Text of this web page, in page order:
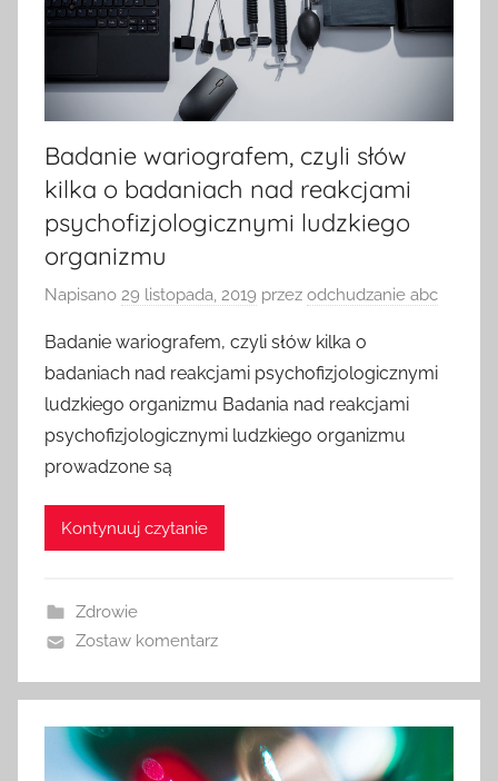
Badanie wariografem, czyli słów
kilka o badaniach nad reakcjami
psychofizjologicznymi ludzkiego
organizmu
Napisano 29 listopada, 2019 przez odchudzanie abc
Badanie wariografem, czyli słów kilka o
badaniach nad reakcjami psychofizjologicznymi
ludzkiego organizmu Badania nad reakcjami
psychofizjologicznymi ludzkiego organizmu
prowadzone są
Kontynuuj czytanie
Zdrowie
Zostaw komentarz